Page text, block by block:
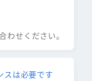
わせください。
スは必要です